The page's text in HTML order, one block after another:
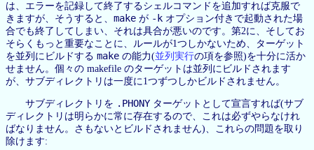
は、エラーを記録して終了するシェルコマンドを追加すれば克服で
きますが、そうすると、 make が -k オプション付きで起動された場
合でも終了してしまい、それは具合が悪いのです。第2に、そしてお
そらくもっと重要なことに、ルールが1つしかないため、ターゲット
を並列にビルドする make の能力(並列実行の項を参照)を十分に活か
せません。個々の makefile のターゲットは並列にビルドされます
が、サブディレクトリは一度に1つずつしかビルドされません。
サブディレクトリを .PHONY ターゲットとして宣言すれば(サブ
ディレクトリは明らかに常に存在するので、これは必ずやらなけれ
ばなりません。さもないとビルドされません)、これらの問題を取り
除けます: